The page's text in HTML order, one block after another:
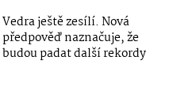
Vedra ještě zesílí. Nová
předpověď naznačuje, že
budou padat další rekordy